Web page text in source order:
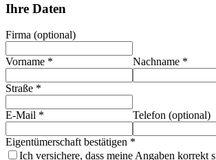
Ihre Daten
Firma (optional)
Vorname * Nachname *
Straße *
E-Mail * Telefon (optional)
Eigentümerschaft bestätigen *
Ich versichere, dass meine Angaben